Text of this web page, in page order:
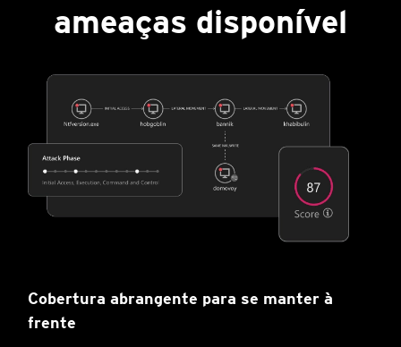
ameaças disponível
Cobertura abrangente para se manter à
frente